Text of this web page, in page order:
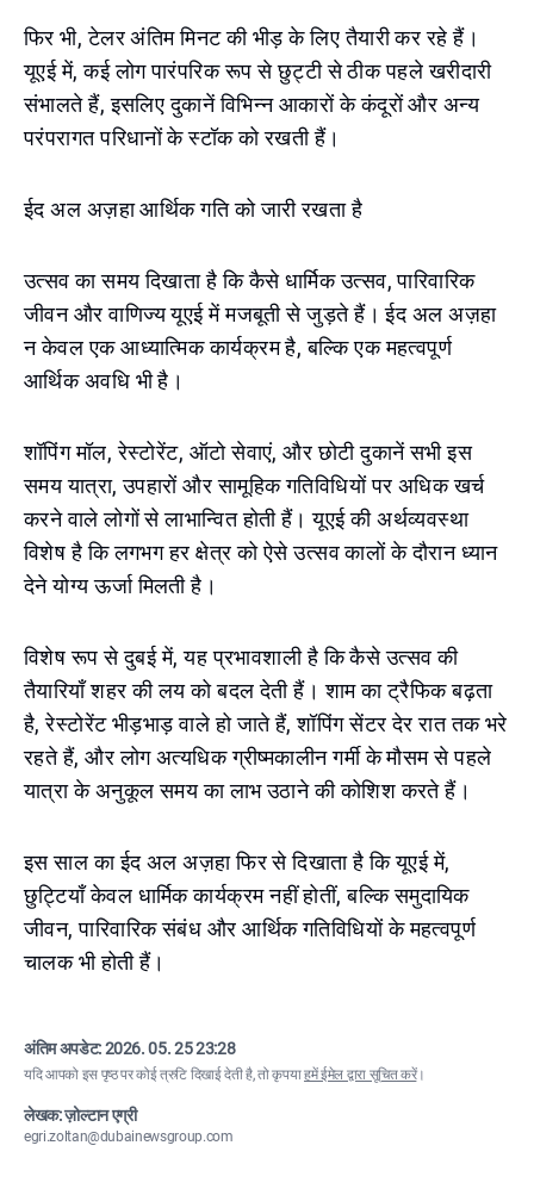
फिर भी, टेलर अंतिम मिनट की भीड़ के लिए तैयारी कर रहे हैं।
यूएई में, कई लोग पारंपरिक रूप से छुट्टी से ठीक पहले खरीदारी
संभालते हैं, इसलिए दुकानें विभिन्न आकारों के कंदूरों और अन्य
परंपरागत परिधानों के स्टॉक को रखती हैं।
ईद अल अज़हा आर्थिक गति को जारी रखता है
उत्सव का समय दिखाता है कि कैसे धार्मिक उत्सव, पारिवारिक
जीवन और वाणिज्य यूएई में मजबूती से जुड़ते हैं। ईद अल अज़हा
न केवल एक आध्यात्मिक कार्यक्रम है, बल्कि एक महत्वपूर्ण
आर्थिक अवधि भी है।
शॉपिंग मॉल, रेस्टोरेंट, ऑटो सेवाएं, और छोटी दुकानें सभी इस
समय यात्रा, उपहारों और सामूहिक गतिविधियों पर अधिक खर्च
करने वाले लोगों से लाभान्वित होती हैं। यूएई की अर्थव्यवस्था
विशेष है कि लगभग हर क्षेत्र को ऐसे उत्सव कालों के दौरान ध्यान
देने योग्य ऊर्जा मिलती है।
विशेष रूप से दुबई में, यह प्रभावशाली है कि कैसे उत्सव की
तैयारियाँ शहर की लय को बदल देती हैं। शाम का ट्रैफिक बढ़ता
है, रेस्टोरेंट भीड़भाड़ वाले हो जाते हैं, शॉपिंग सेंटर देर रात तक भरे
रहते हैं, और लोग अत्यधिक ग्रीष्मकालीन गर्मी के मौसम से पहले
यात्रा के अनुकूल समय का लाभ उठाने की कोशिश करते हैं।
इस साल का ईद अल अज़हा फिर से दिखाता है कि यूएई में,
छुट्टियाँ केवल धार्मिक कार्यक्रम नहीं होतीं, बल्कि समुदायिक
जीवन, पारिवारिक संबंध और आर्थिक गतिविधियों के महत्वपूर्ण
चालक भी होती हैं।
अंतिम अपडेट:2026. 05. 25 23:28
यदि आपको इस पृष्ठ पर कोई त्रुटि दिखाई देती है, तो कृपयाहमें ईमेल द्वारा सूचित करें।
लेखक: ज़ोल्टान एग्री
egri.zoltan@dubainewsgroup.com